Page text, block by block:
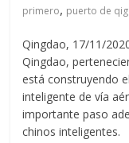
primero, puerto de
Qingdao, 17/11/
Qingdao,
está construyendo
inteligente de vía
importante paso
chinos inteligentes.